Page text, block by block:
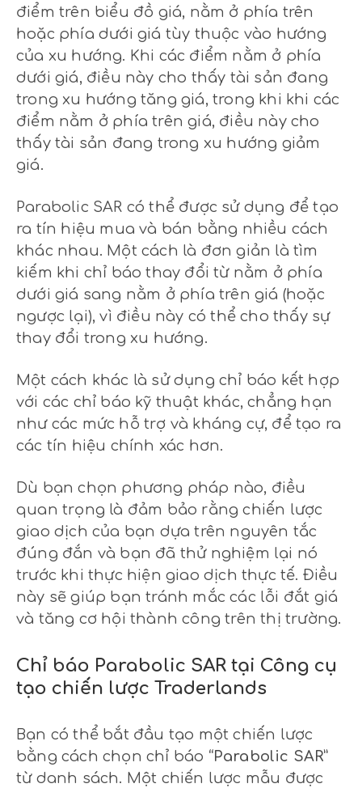
điểm trên biểu đồ giá, nằm ở phía trên
hoặc phía dưới giá tùy thuộc vào hướng
của xu hướng. Khi các điểm nằm ở phía
dưới giá, điều này cho thấy tài sản đang
trong xu hướng tăng giá, trong khi khi các
điểm nằm ở phía trên giá, điều này cho
thấy tài sản đang trong xu hướng giảm
giá.
Parabolic SAR có thể được sử dụng để tạo
ra tín hiệu mua và bán bằng nhiều cách
khác nhau. Một cách là đơn giản là tìm
kiếm khi chỉ báo thay đổi từ nằm ở phía
dưới giá sang nằm ở phía trên giá (hoặc
ngược lại), vì điều này có thể cho thấy sự
thay đổi trong xu hướng.
Một cách khác là sử dụng chỉ báo kết hợp
với các chỉ báo kỹ thuật khác, chẳng hạn
như các mức hỗ trợ và kháng cự, để tạo ra
các tín hiệu chính xác hơn.
Dù bạn chọn phương pháp nào, điều
quan trọng là đảm bảo rằng chiến lược
giao dịch của bạn dựa trên nguyên tắc
đúng đắn và bạn đã thử nghiệm lại nó
trước khi thực hiện giao dịch thực tế. Điều
này sẽ giúp bạn tránh mắc các lỗi đắt giá
và tăng cơ hội thành công trên thị trường.
Chỉ báo Parabolic SAR tại Công cụ
tạo chiến lược Traderlands
Bạn có thể bắt đầu tạo một chiến lược
bằng cách chọn chỉ báo “Parabolic SAR”
từ danh sách. Một chiến lược mẫu được